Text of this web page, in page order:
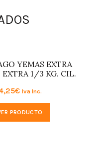
YEMAS EXTRA
EXTRA 1/3 KG. CIL.
€ Iva Inc.
PRODUCTO